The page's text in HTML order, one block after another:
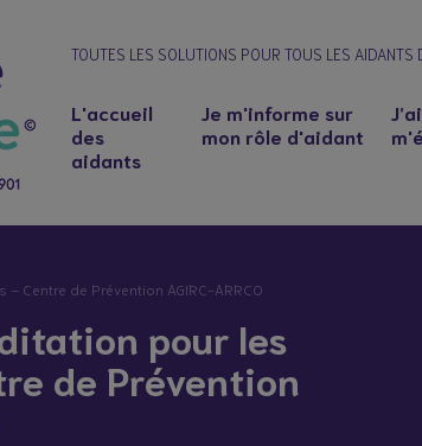
TOUTES LES SOLUTIONS POUR TOUS LES AIDANTS
L'accueil
des
aidants
Je m'informe sur
mon rôle d'aidant
Centre de Prévention AGIRC-ARRCO
pour les
de Prévention